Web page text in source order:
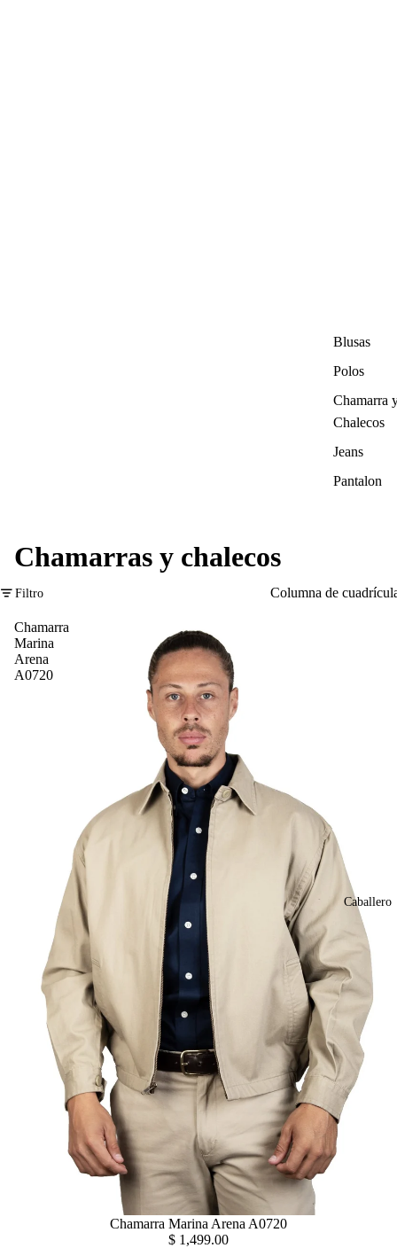
Blusas
Polos
Chamarra
Chalecos
Jeans
Pantalon
Caballero
Chamarras y chalecos
Filtro Columna de
Chamarra
Marina
Arena
A0720
Chamarra Marina Arena A0720
$ 1,499.00